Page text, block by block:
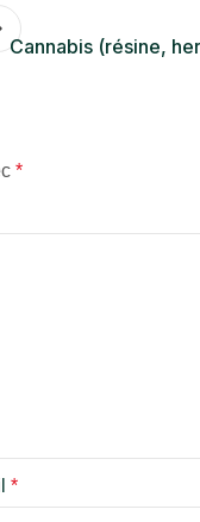
Cannabis (résine,
*
*